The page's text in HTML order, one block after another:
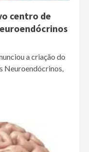
centro de
a criação do
Neuroendócrinos,